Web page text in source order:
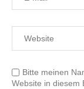
Bitte meinen
Website in diesem